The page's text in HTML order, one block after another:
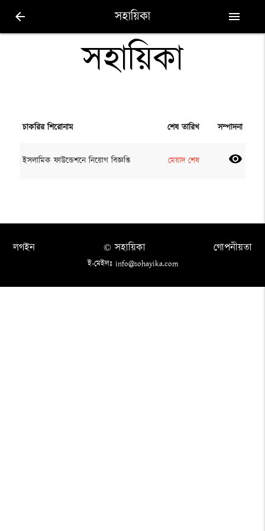
arrow_back সহায়িকা menu
সহায়িকা
চাকরির শিরোনাম শেষ তারিখ সম্পাদনা
ইসলামিক ফাউন্ডেশনে নিয়োগ বিজ্ঞপ্তি মেয়াদ শেষ visibility
লগইন গোপনীয়তা
© সহায়িকা
ই-মেইলঃ info@sohayika.com